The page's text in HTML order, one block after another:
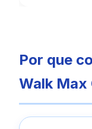
Por que
Walk Max